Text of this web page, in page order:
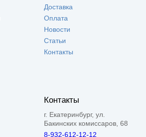
Доставка
Оплата
Новости
Статьи
Контакты
Контакты
г. Екатеринбург, ул.
Бакинских комиссаров, 68
8-932-612-12-12